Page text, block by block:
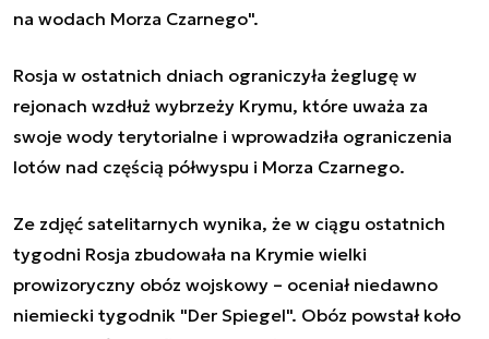
na wodach Morza Czarnego".
Rosja w ostatnich dniach ograniczyła żeglugę w
rejonach wzdłuż wybrzeży Krymu, które uważa za
swoje wody terytorialne i wprowadziła ograniczenia
lotów nad częścią półwyspu i Morza Czarnego.
Ze zdjęć satelitarnych wynika, że w ciągu ostatnich
tygodni Rosja zbudowała na Krymie wielki
prowizoryczny obóz wojskowy – oceniał niedawno
niemiecki tygodnik "Der Spiegel". Obóz powstał koło